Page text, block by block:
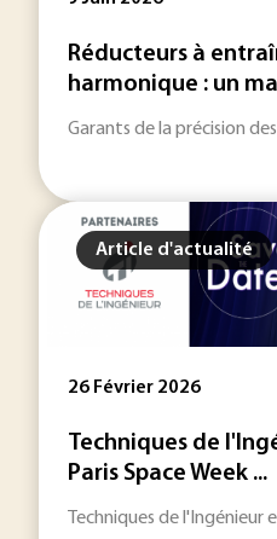
Réducteurs à
harmonique : un
Garants de la précision
Article d'actualité
26 Février 2026
Techniques de
Paris Space Week ...
Techniques de